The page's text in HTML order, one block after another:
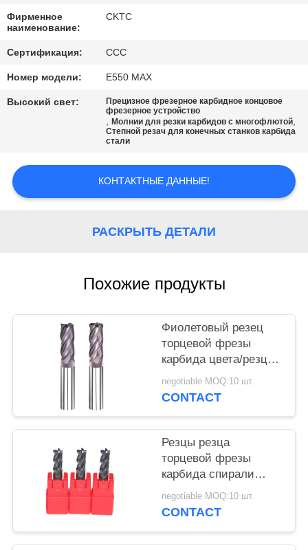
СПРОСИТЕ
ЦИТАТУ
КАРТА
САЙТА
POLICY
Фирменное
наименование:
CKTC
Сертификация: CCC
Номер модели: E550 MAX
Высокий свет:
Прецизное фрезерное карбидное концовое
фрезерное устройство
,Молнии для резки карбидов с многофлютой,
Степной резач для конечных станков карбида
стали
КОНТАКТНЫЕ ДАННЫЕ!
РАСКРЫТЬ ДЕТАЛИ
Похожие продукты
Фиолетовый резец
торцевой фрезы
карбида цвета/резцы
карбида вольфрама
филируя
negotiable MOQ:10 шт.
CONTACT
Резцы резца
торцевой фрезы
карбида спирали
покрытия АлТиН или
ТиСиН/карбида
negotiable MOQ:10 шт.
CONTACT